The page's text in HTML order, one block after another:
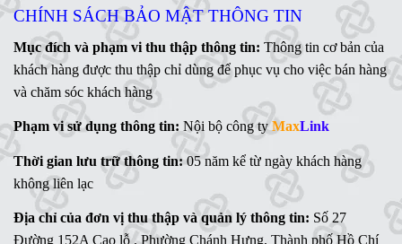
CHÍNH SÁCH BẢO MẬT THÔNG TIN
Mục đích và phạm vi thu thập thông tin: Thông tin cơ bản của
khách hàng được thu thập chỉ dùng để phục vụ cho việc bán hàng
và chăm sóc khách hàng
Phạm vi sử dụng thông tin: Nội bộ công tyMaxLink
Thời gian lưu trữ thông tin:05 năm kể từ ngày khách hàng
không liên lạc
Địa chỉ của đơn vị thu thập và quản lý thông tin: Số 27
Đường 152A Cao lỗ , Phường Chánh Hưng, Thành phố Hồ Chí